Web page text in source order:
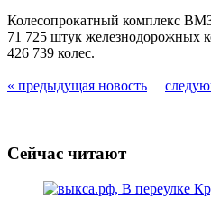
Колесопрокатный комплекс
71 725 штук железнодорожных
426 739 колес.
« предыдущая новость
Сейчас читают